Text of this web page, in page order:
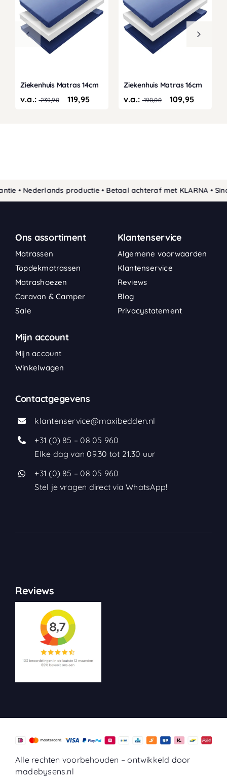
Ziekenhuis Matras 14cm
v.a.:239,90 119,95
Ziekenhuis Matras 16cm
v.a.:190,00 109,95
productie • Betaal achteraf met KLARNA • Sinds
Ons assortiment
Matrassen
Topdekmatrassen
Matrashoezen
Caravan & Camper
Sale
Klantenservice
Algemene voorwaarden
Klantenservice
Reviews
Blog
Privacystatement
Mijn account
Mijn account
Winkelwagen
Contactgegevens
klantenservice@maxibedden.nl
+31 (0) 85 – 08 05 960
Elke dag van 09.30 tot 21.30 uur
+31 (0) 85 – 08 05 960
Stel je vragen direct via WhatsApp!
Reviews
Alle rechten voorbehouden –ontwikkeld door
madebysens.nl